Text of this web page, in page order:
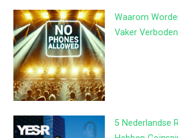
Waarom
Vaker
5 Nederlandse